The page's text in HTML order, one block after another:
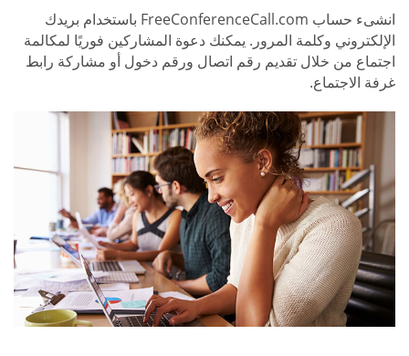
انشىء حساب FreeConferenceCall.com باستخدام بريدك
الإلكتروني وكلمة المرور. يمكنك دعوة المشاركين فوريًا لمكالمة
اجتماع من خلال تقديم رقم اتصال ورقم دخول أو مشاركة رابط
غرفة الاجتماع.